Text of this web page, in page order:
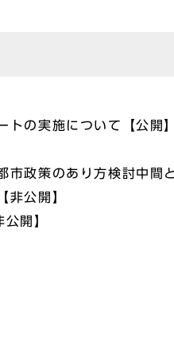
トの実施について【公開】
政策のあり方検討中間
非公開】
開】